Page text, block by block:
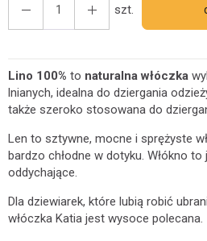
szt.
Lino 100% to naturalna włóczka
lnianych, idealna do dziergania
także szeroko stosowana do
Len to sztywne, mocne i sprężyste
bardzo chłodne w dotyku. Włókno
oddychające.
Dla dziewiarek, które lubią robić
włóczka Katia jest wysoce polecana.